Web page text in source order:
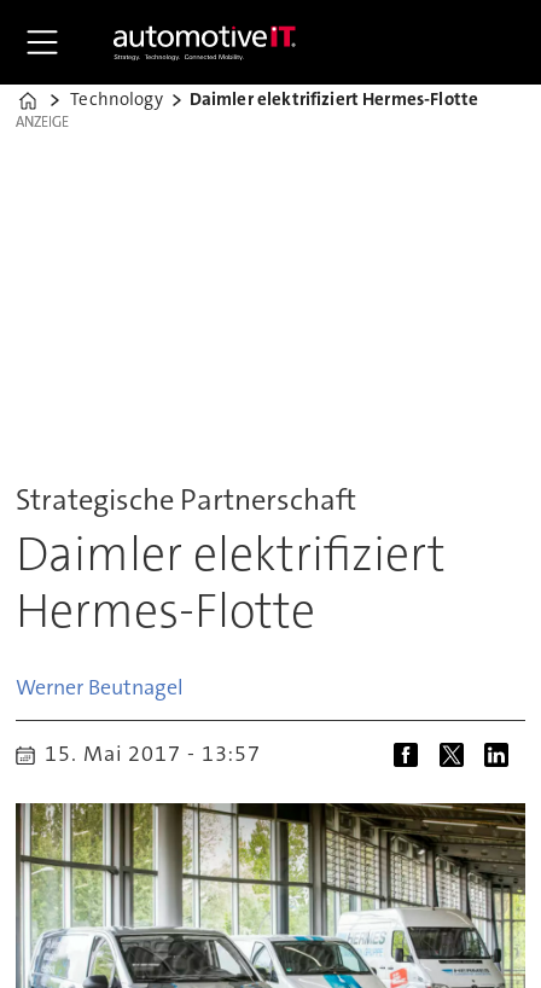
Home
Technology Daimler elektrifiziert Hermes-Flotte
ANZEIGE
ANZEIGE
Strategische Partnerschaft
Daimler elektrifiziert
Hermes-Flotte
Werner Beutnagel
15. Mai 2017 - 13:57